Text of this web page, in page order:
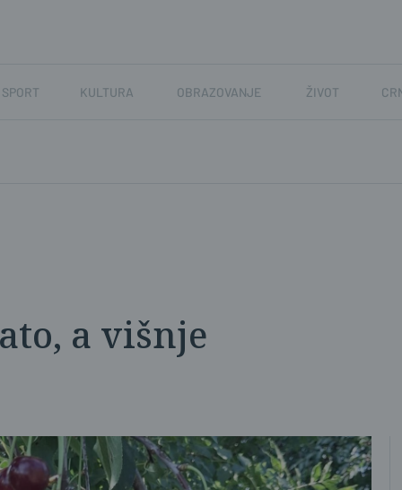
SPORT KULTURA OBRAZOVANJE ŽIVOT
a višnje